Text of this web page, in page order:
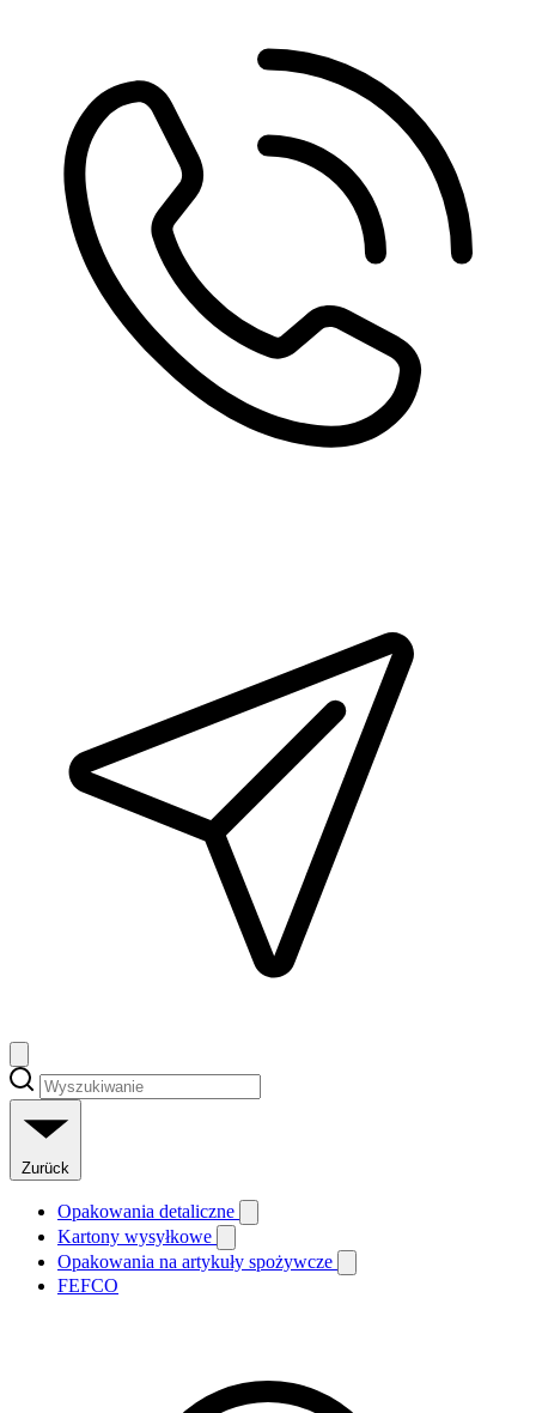
Zurück
Opakowania detaliczne
Kartony wysyłkowe
Opakowania na artykuły spożywcze
FEFCO